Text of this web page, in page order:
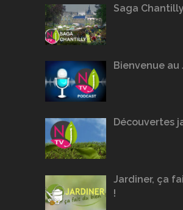
Saga Chantilly
Bienvenue au
Découvertes
Jardiner, ça
!